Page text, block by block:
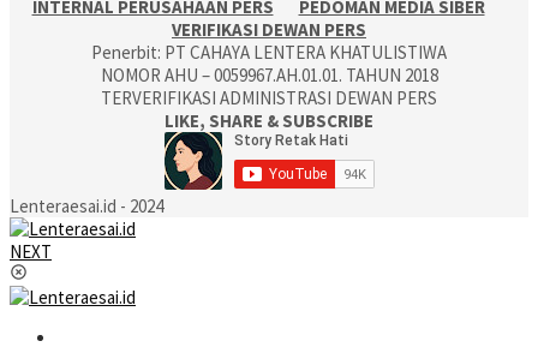
INTERNAL PERUSAHAAN PERS
PEDOMAN MEDIA SIBER
VERIFIKASI DEWAN PERS
Penerbit: PT CAHAYA LENTERA KHATULISTIWA
NOMOR AHU – 0059967.AH.01.01. TAHUN 2018
TERVERIFIKASI ADMINISTRASI DEWAN PERS
LIKE, SHARE & SUBSCRIBE
Lenteraesai.id - 2024
NEXT